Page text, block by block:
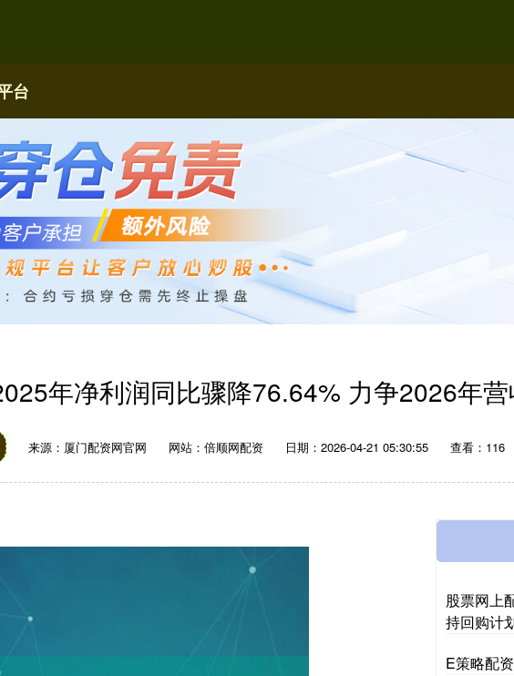
台
年净利润同比骤降76.64% 力争2026年
来源：厦门配资网官网 网站：倍顺网配资 日期：2026-04-21 05:30:55 查看：116
股票网上
持回购计
E策略配